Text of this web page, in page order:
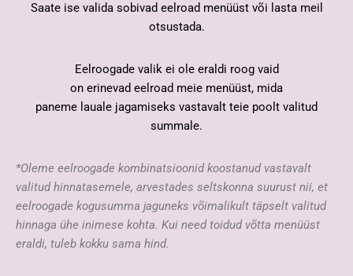
Saate ise valida sobivad eelroad menüüst või lasta meil
otsustada.
Eelroogade valik ei ole eraldi roog vaid
on erinevad eelroad meie menüüst, mida
paneme lauale jagamiseks vastavalt teie poolt valitud
summale.
*Oleme eelroogade kombinatsioonid koostanud vastavalt
valitud hinnatasemele, arvestades seltskonna suurust nii, et
eelroogade kogusumma jaguneks võimalikult täpselt valitud
hinnaga ühe inimese kohta. Kui need toidud võtta menüüst
eraldi, tuleb kokku sama hind.